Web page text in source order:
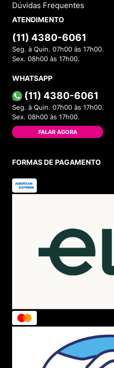
Dúvidas Frequentes
ATENDIMENTO
(11) 4380-6061
Seg. à Quin. 07h00 às 17h00.
Sex. 08h00 às 17h00.
WHATSAPP
(11) 4380-6061
Seg. à Quin. 07h00 às 17h00.
Sex. 08h00 às 17h00.
FALAR AGORA
FORMAS DE PAGAMENTO